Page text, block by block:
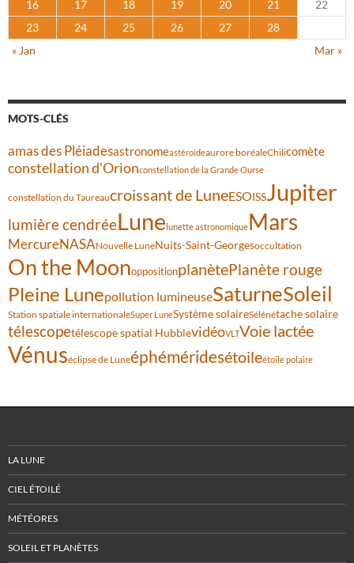
16
17 18 19 20 21
22
23
24 25 26 27
28
« Jan
Mar »
MOTS-CLÉS
amas des Pléiadesastronomeastéroïdeaurore boréaleChilicomète
constellation d'Orionconstellation de la Grande Ourse
constellation du Taureaucroissant de LuneESOISSJupiter
lumière cendréeLune lunette astronomiqueMars
MercureNASANouvelle LuneNuits-Saint-Georgesoccultation
On the MoonoppositionplanètePlanète rouge
Pleine Lunepollution lumineuseSaturneSoleil
Station spatiale internationaleSuper LuneSystème solaireSélénétache solaire
télescopetélescope spatial HubblevidéoVLTVoie lactée
Vénuséclipse de Luneéphéméridesétoileétoile polaire
LA LUNE
CIEL ÉTOILÉ
MÉTÉORES
SOLEIL ET PLANÈTES